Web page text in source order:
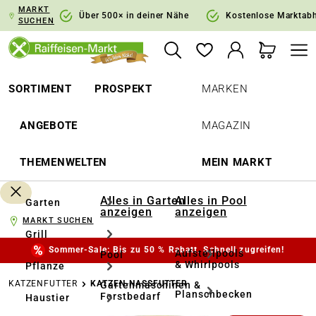
Zur Hauptnavigation springen
MARKT
SUCHEN
Über 500× in deiner Nähe Kostenlose
SORTIMENT PROSPEKT
ANGEBOTE
THEMENWELTEN
MARKEN
MAGAZIN
MEIN MARKT
Garten
Grill
Pflanze
Haustier
Alles in Garten
anzeigen
Pool
Gartenmaschinen &
Forstbedarf
Alles in Pool
anzeigen
Aufstellpools
& Whirlpools
Planschbecken
MARKT SUCHEN
Sommer-Sale: Bis zu 50 % Rabatt. Schnell zugreifen!
KATZENFUTTER KATZEN-NASSFUTTER